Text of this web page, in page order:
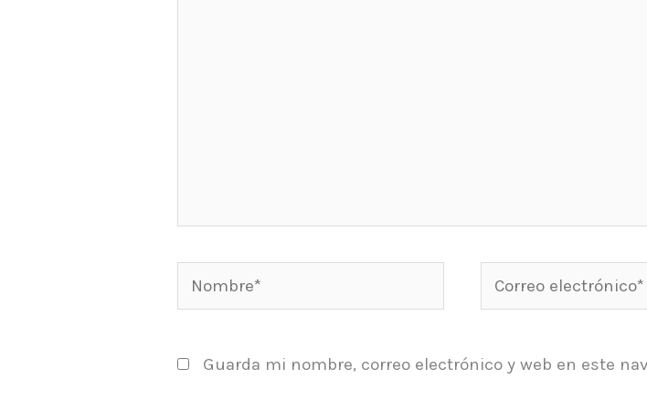
Nombre*
Correo
electrónico*
Guarda mi nombre, correo electrónico y web en este